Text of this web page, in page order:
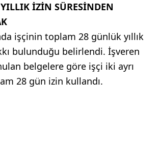
İZİN SÜRESİNDEN
işçinin toplam 28 günlük yıllık
bulunduğu belirlendi. İşveren
belgelere göre işçi iki ayrı
28 gün izin kullandı.